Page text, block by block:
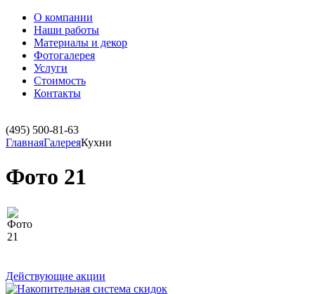
О компании
Наши работы
Материалы и декор
Фотогалерея
Услуги
Стоимость
Контакты
(495) 500-81-63
ГлавнаяГалереяКухни
Фото 21
Действующие акции